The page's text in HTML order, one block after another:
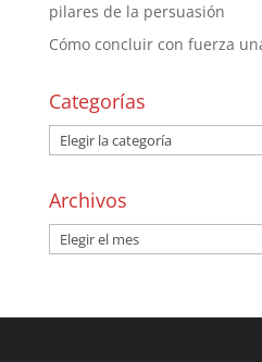
pilares de la persuasión
Cómo concluir con fuerza
Categorías
Archivos